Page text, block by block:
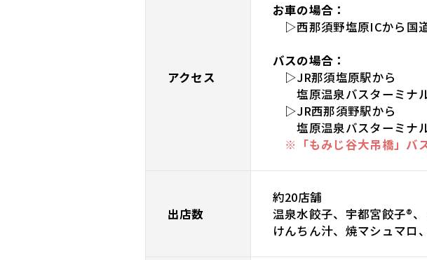
アクセス
お車の場合：
▷西那須野塩原ICから国
バスの場合：
▷JR那須塩原駅から
塩原温泉バスターミナル
▷JR西那須野駅から
塩原温泉バスターミナ
※「もみじ谷大吊橋」バ
出店数
約20店舗
温泉水餃子、宇都宮餃子®
けんちん汁、焼マシュマロ